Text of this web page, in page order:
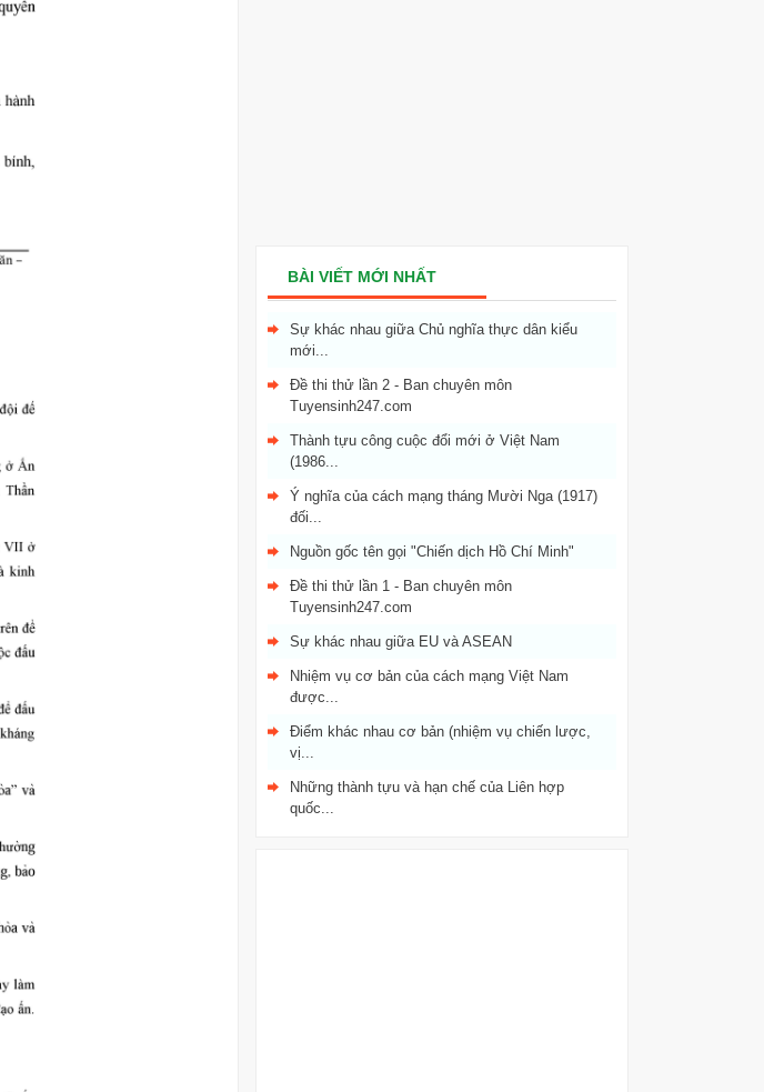
BÀI VIẾT MỚI NHẤT
Sự khác nhau giữa Chủ nghĩa thực dân kiểu
mới...
Đề thi thử lần 2 - Ban chuyên môn
Tuyensinh247.com
Thành tựu công cuộc đổi mới ở Việt Nam
(1986...
Ý nghĩa của cách mạng tháng Mười Nga (1917)
đối...
Nguồn gốc tên gọi "Chiến dịch Hồ Chí Minh"
Đề thi thử lần 1 - Ban chuyên môn
Tuyensinh247.com
Sự khác nhau giữa EU và ASEAN
Nhiệm vụ cơ bản của cách mạng Việt Nam
được...
Điểm khác nhau cơ bản (nhiệm vụ chiến lược,
vị...
Những thành tựu và hạn chế của Liên hợp
quốc...